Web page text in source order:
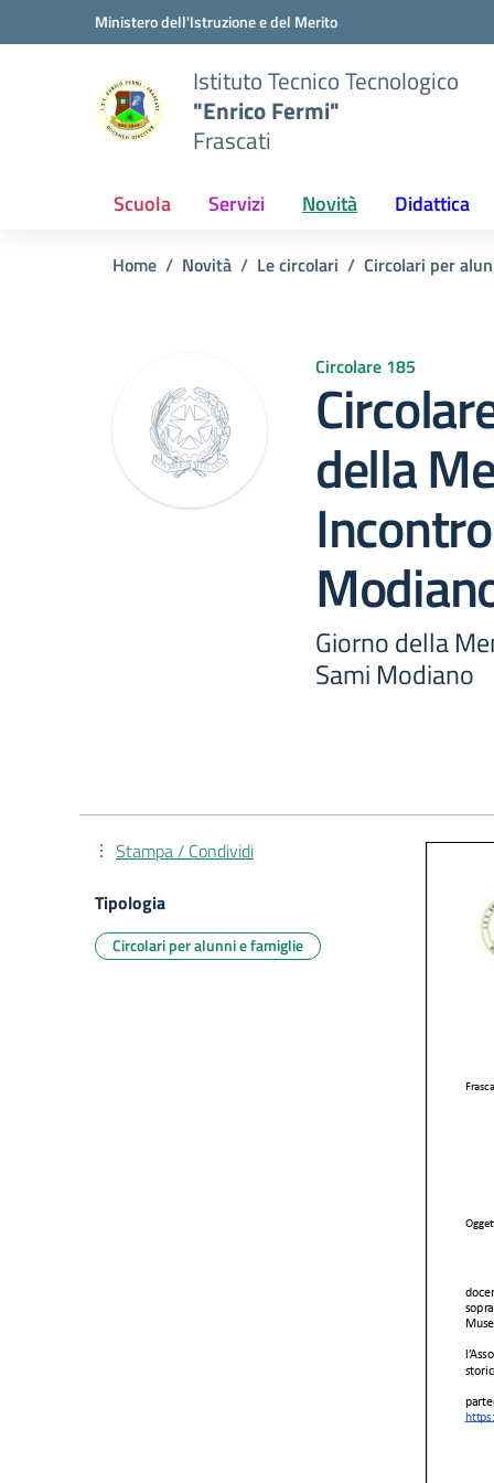
Vai ai contenuti
Vai al menu di navigazioneMinistero dell'Istruzione e del Merito
Istituto Tecnico Tecnologico
"Enrico Fermi"
Frascati
Scuola Servizi Novità Didattica
Home Novità Le circolari Circolari per
Circolare 185
della
Giorno della
Sami Modiano
Stampa / Condividi
Tipologia
Circolari per alunni e famiglie